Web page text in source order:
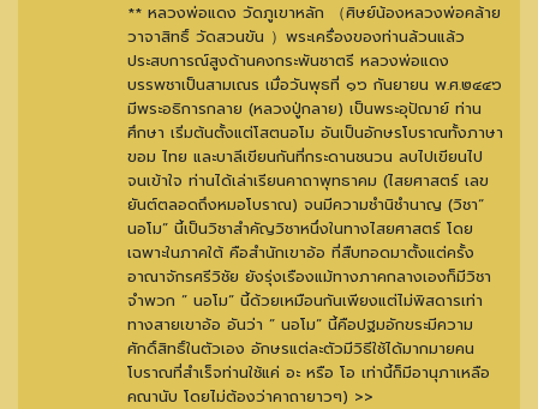
** หลวงพ่อแดง วัดภูเขาหลัก （ศิษย์น้องหลวงพ่อคล้าย
วาจาสิทธิ์ วัดสวนขัน ）พระเครื่องของท่านล้วนแล้ว
ประสบการณ์สูงด้านคงกระพันชาตรี หลวงพ่อแดง
บรรพชาเป็นสามเณร เมื่อวันพุธที่ ๑๖ กันยายน พ.ศ.๒๔๔๖
มีพระอธิการกลาย (หลวงปู่กลาย) เป็นพระอุปัฌาย์ ท่าน
ศึกษา เริ่มต้นตั้งแต่โสตนอโม อันเป็นอักษรโบราณทั้งภาษา
ขอม ไทย และบาลีเขียนกันที่กระดานชนวน ลบไปเขียนไป
จนเข้าใจ ท่านได้เล่าเรียนคาถาพุทธาคม (ไสยศาสตร์ เลข
ยันต์ตลอดถึงหมอโบราณ) จนมีความชำนิชำนาญ (วิชา“
นอโม” นี้เป็นวิชาสำคัญวิชาหนึ่งในทางไสยศาสตร์ โดย
เฉพาะในภาคใต้ คือสำนักเขาอ้อ ที่สืบทอดมาตั้งแต่ครั้ง
อาณาจักรศรีวิชัย ยังรุ่งเรืองแม้ทางภาคกลางเองก็มีวิชา
จำพวก ” นอโม” นี้ด้วยเหมือนกันเพียงแต่ไม่พิสดารเท่า
ทางสายเขาอ้อ อันว่า ” นอโม” นี้คือปฐมอักขระมีความ
ศักดิ์สิทธิ์ในตัวเอง อักษรแต่ละตัวมีวิธีใช้ได้มากมายคน
โบราณที่สำเร็จท่านใช้แค่ อะ หรือ โอ เท่านี้ก็มีอานุภาเหลือ
คณานับ โดยไม่ต้องว่าคาถายาวๆ) >>